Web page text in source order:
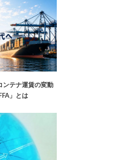
ンテナ運賃の変動
」とは